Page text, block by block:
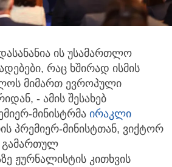
ის უსამართლო
რაც ხშირად ისმის
მიმართ ევროპული
- ამის შესახებ
მინისტრმა ირაკლი
პრემიერ-მინისტთან, ვიქტორ
ჟურნალისტის კითხვის